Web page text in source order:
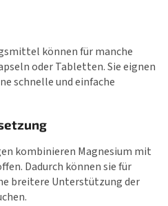
können für manche
oder Tabletten. Sie eignen
schnelle und einfache
kombinieren Magnesium mit
Dadurch können sie für
breitere Unterstützung der